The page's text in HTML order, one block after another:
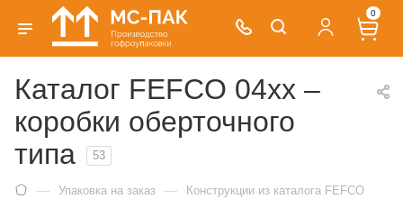
0
Каталог FEFCO 04xx –
коробки оберточного
типа
53
— Упаковка на заказ — Конструкции из каталога FEFCO